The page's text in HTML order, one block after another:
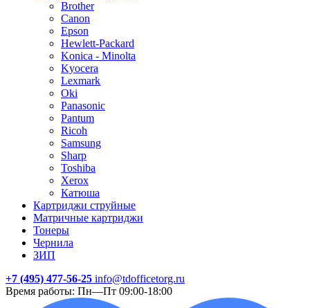
Brother
Canon
Epson
Hewlett-Packard
Konica - Minolta
Kyocera
Lexmark
Oki
Panasonic
Pantum
Ricoh
Samsung
Sharp
Toshiba
Xerox
Катюша
Картриджи струйные
Матричные картриджи
Тонеры
Чернила
ЗИП
+7 (495) 477-56-25 info@tdofficetorg.ru
Время работы: Пн—Пт 09:00-18:00